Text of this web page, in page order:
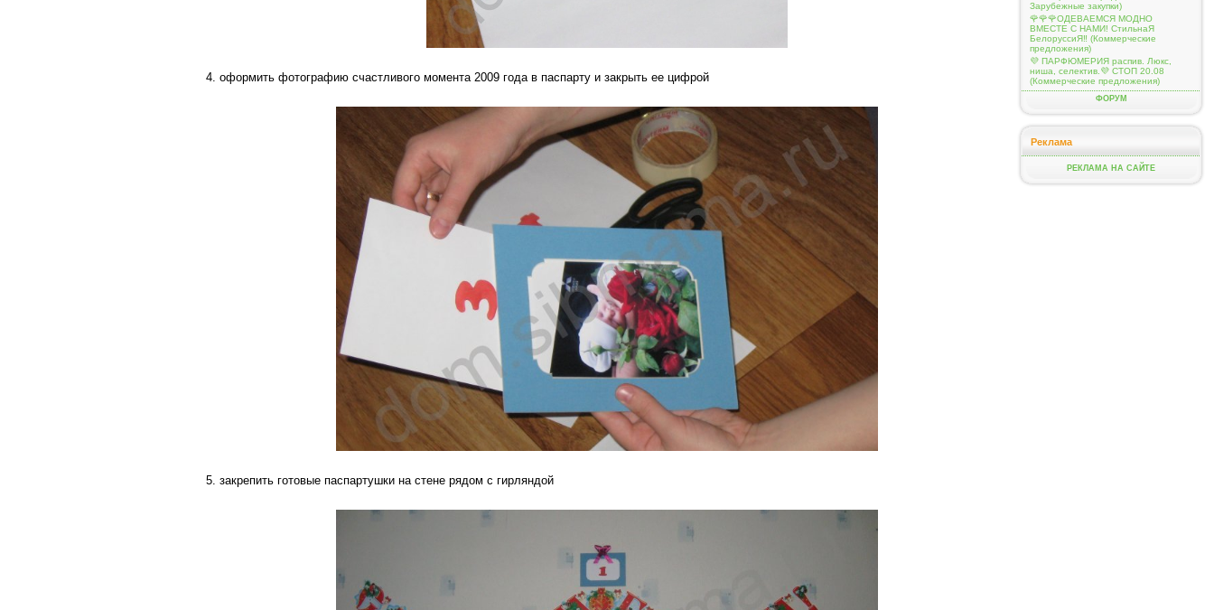
4. оформить фотографию счастливого момента 2009 года в паспарту и закрыть ее цифрой
5. закрепить готовые паспартушки на стене рядом с гирляндой
Зарубежные закупки)
🌹🌹🌹ОДЕВАЕМСЯ МОДНО
ВМЕСТЕ С НАМИ! СтильнаЯ
БелоруссиЯ‼ (Коммерческие
предложения)
💜 ПАРФЮМЕРИЯ распив. Люкс,
ниша, селектив.💜 СТОП 20.08
(Коммерческие предложения)
ФОРУМ
Реклама
РЕКЛАМА НА САЙТЕ